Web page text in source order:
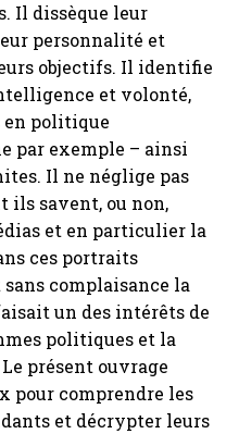
Il dissèque leur
personnalité et
objectifs. Il identifie
et volonté,
en politique
par exemple – ainsi
Il ne néglige pas
ils savent, ou non,
et en particulier la
ces portraits
complaisance la
un des intérêts de
politiques et la
présent ouvrage
pour comprendre les
et décrypter leurs